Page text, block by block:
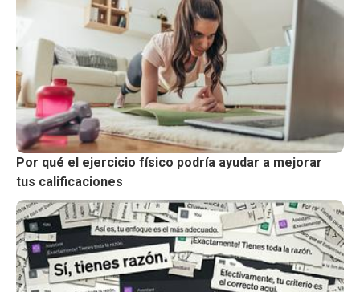
Por qué el ejercicio físico podría ayudar a mejorar
tus calificaciones